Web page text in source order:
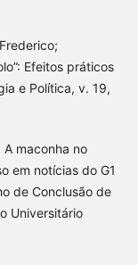
Efeitos práticos
e Política, v. 19,
A maconha no
em notícias do G1
de Conclusão de
Universitário